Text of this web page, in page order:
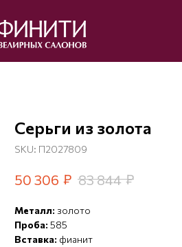
Серьги из золота
SKU: П2027809
50 306 ₽ 83 844 ₽
Металл: золото
Проба: 585
Вставка: фианит